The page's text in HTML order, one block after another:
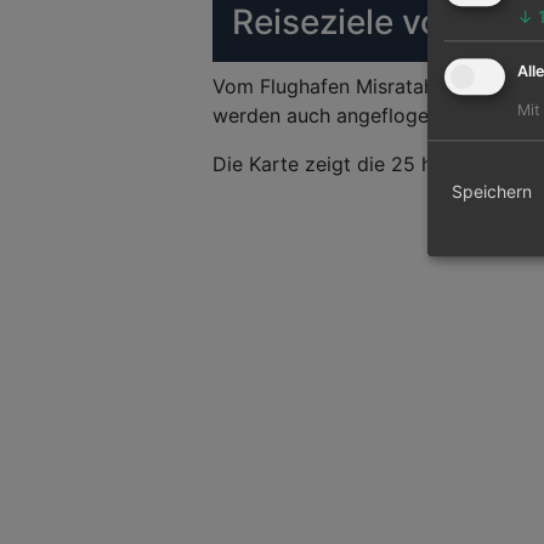
Reiseziele von
Vom Flughafen Misratah Airport
werden auch angeflogen.
Die Karte zeigt die 25 häufigsten
↓ 1
Mit
Speichern